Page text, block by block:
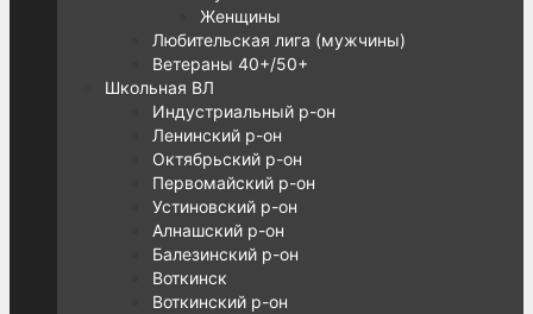
Женщины
Любительская лига (мужчины)
Ветераны 40+/50+
Школьная ВЛ
Индустриальный р-он
Ленинский р-он
Октябрьский р-он
Первомайский р-он
Устиновский р-он
Алнашский р-он
Балезинский р-он
Воткинск
Воткинский р-он